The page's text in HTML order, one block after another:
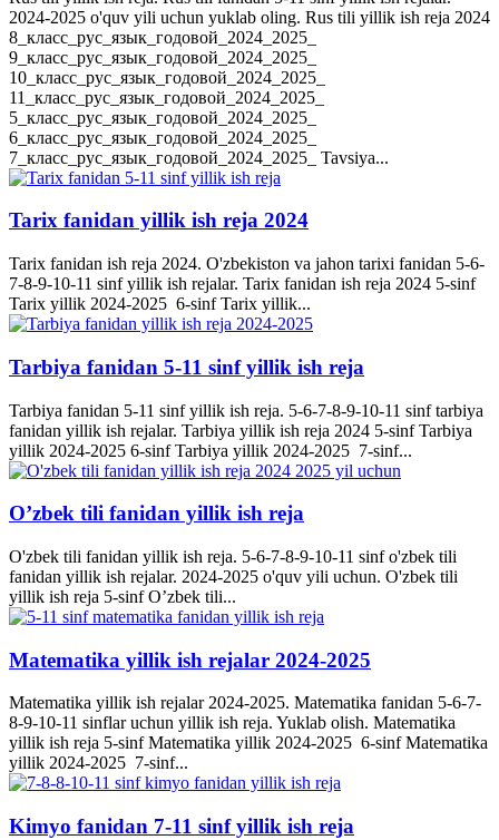
2024-2025 o'quv yili uchun yuklab oling. Rus tili yillik ish reja 2024
8_класс_рус_язык_годовой_2024_2025_
9_класс_рус_язык_годовой_2024_2025_
10_класс_рус_язык_годовой_2024_2025_
11_класс_рус_язык_годовой_2024_2025_
5_класс_рус_язык_годовой_2024_2025_
6_класс_рус_язык_годовой_2024_2025_
7_класс_рус_язык_годовой_2024_2025_ Tavsiya...
Tarix fanidan yillik ish reja 2024
Tarix fanidan ish reja 2024. O'zbekiston va jahon tarixi fanidan 5-6-
7-8-9-10-11 sinf yillik ish rejalar. Tarix fanidan ish reja 2024 5-sinf
Tarix yillik 2024-2025 6-sinf Tarix yillik...
Tarbiya fanidan 5-11 sinf yillik ish reja
Tarbiya fanidan 5-11 sinf yillik ish reja. 5-6-7-8-9-10-11 sinf tarbiya
fanidan yillik ish rejalar. Tarbiya yillik ish reja 2024 5-sinf Tarbiya
yillik 2024-2025 6-sinf Tarbiya yillik 2024-2025 7-sinf...
O’zbek tili fanidan yillik ish reja
O'zbek tili fanidan yillik ish reja. 5-6-7-8-9-10-11 sinf o'zbek tili
fanidan yillik ish rejalar. 2024-2025 o'quv yili uchun. O'zbek tili
yillik ish reja 5-sinf O’zbek tili...
Matematika yillik ish rejalar 2024-2025
Matematika yillik ish rejalar 2024-2025. Matematika fanidan 5-6-7-
8-9-10-11 sinflar uchun yillik ish reja. Yuklab olish. Matematika
yillik ish reja 5-sinf Matematika yillik 2024-2025 6-sinf Matematika
yillik 2024-2025 7-sinf...
Kimyo fanidan 7-11 sinf yillik ish reja